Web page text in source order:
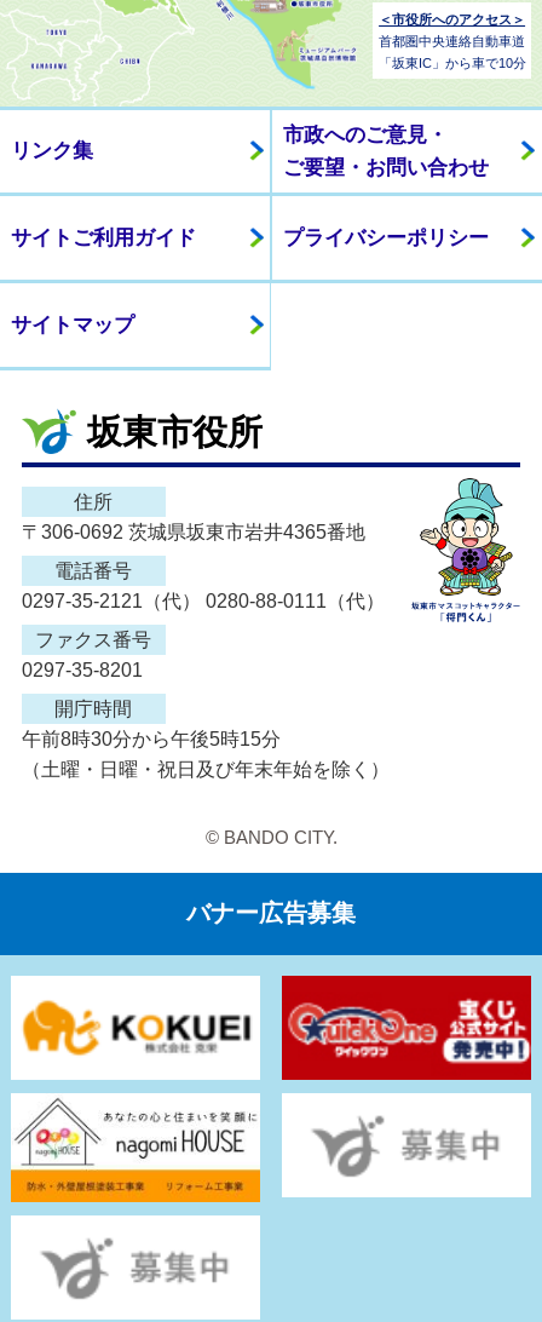
＜市役所へのアクセス＞
首都圏中央連絡自動車道
「坂東IC」から車で10分
リンク集
市政へのご意見・
ご要望・お問い合わせ
サイトご利用ガイド プライバシーポリシー
サイトマップ
坂東市役所
住所
〒306-0692 茨城県坂東市岩井4365番地
電話番号
0297-35-2121（代） 0280-88-0111（代）
ファクス番号
0297-35-8201
開庁時間
午前8時30分から午後5時15分
（土曜・日曜・祝日及び年末年始を除く）
© BANDO CITY.
バナー広告募集